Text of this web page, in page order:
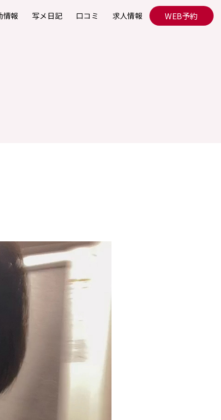
情報 写メ日記 口コミ 求人情報 WEB予約